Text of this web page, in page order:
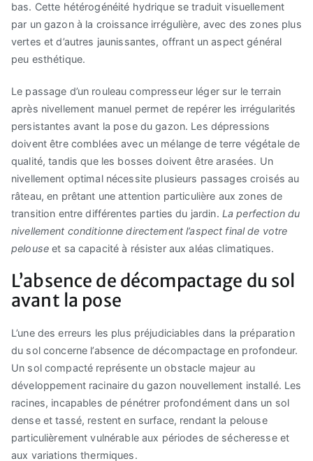
bas. Cette hétérogénéité hydrique se traduit visuellement
par un gazon à la croissance irrégulière, avec des zones plus
vertes et d’autres jaunissantes, offrant un aspect général
peu esthétique.
Le passage d’un rouleau compresseur léger sur le terrain
après nivellement manuel permet de repérer les irrégularités
persistantes avant la pose du gazon. Les dépressions
doivent être comblées avec un mélange de terre végétale de
qualité, tandis que les bosses doivent être arasées. Un
nivellement optimal nécessite plusieurs passages croisés au
râteau, en prêtant une attention particulière aux zones de
transition entre différentes parties du jardin. La perfection du
nivellement conditionne directement l’aspect final de votre
pelouseet sa capacité à résister aux aléas climatiques.
L’absence de décompactage du sol
avant la pose
L’une des erreurs les plus préjudiciables dans la préparation
du sol concerne l’absence de décompactage en profondeur.
Un sol compacté représente un obstacle majeur au
développement racinaire du gazon nouvellement installé. Les
racines, incapables de pénétrer profondément dans un sol
dense et tassé, restent en surface, rendant la pelouse
particulièrement vulnérable aux périodes de sécheresse et
aux variations thermiques.